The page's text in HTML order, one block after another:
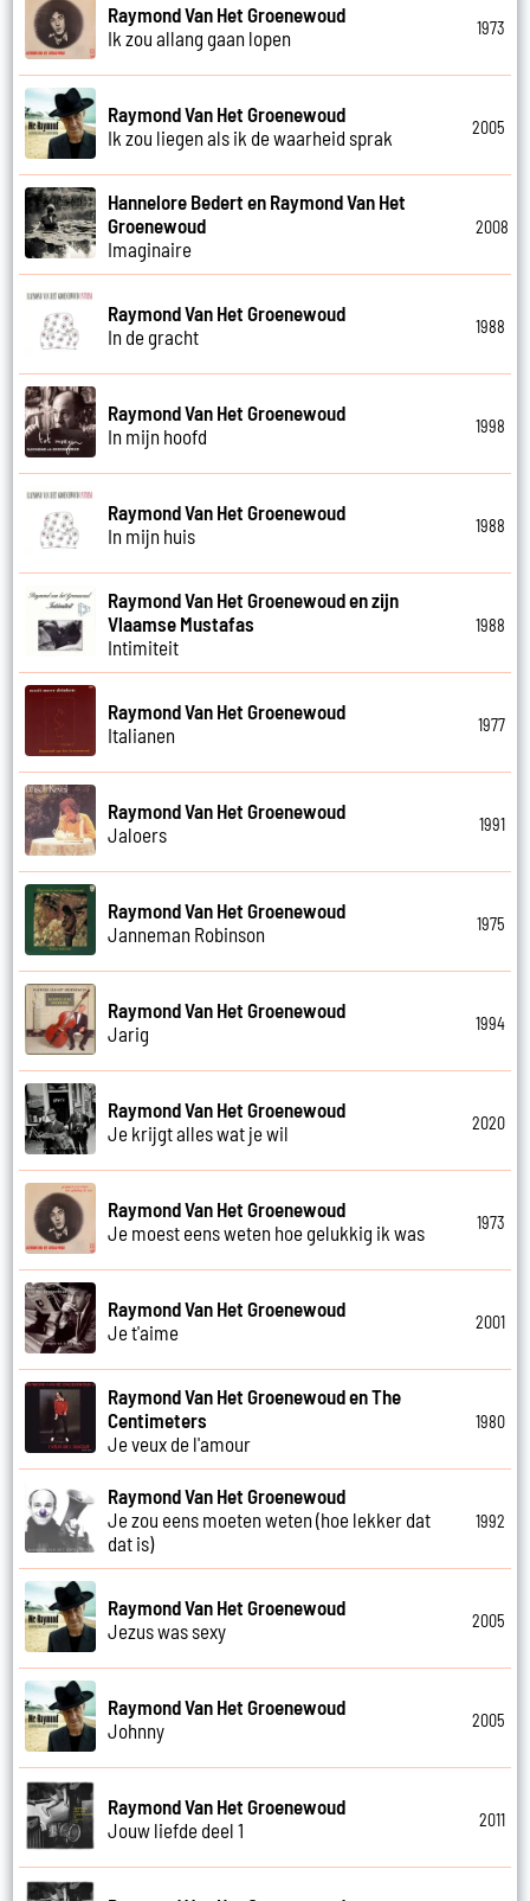
Raymond Van Het Groenewoud
Ik zou allang gaan lopen
1973
Raymond Van Het Groenewoud
Ik zou liegen als ik de waarheid sprak
2005
Hannelore Bedert en Raymond Van Het
Groenewoud
Imaginaire
2008
Raymond Van Het Groenewoud
In de gracht
1988
Raymond Van Het Groenewoud
In mijn hoofd
1998
Raymond Van Het Groenewoud
In mijn huis
1988
Raymond Van Het Groenewoud en zijn
Vlaamse Mustafas
Intimiteit
1988
Raymond Van Het Groenewoud
Italianen
1977
Raymond Van Het Groenewoud
Jaloers
1991
Raymond Van Het Groenewoud
Janneman Robinson
1975
Raymond Van Het Groenewoud
Jarig
1994
Raymond Van Het Groenewoud
Je krijgt alles wat je wil
2020
Raymond Van Het Groenewoud
Je moest eens weten hoe gelukkig ik was
1973
Raymond Van Het Groenewoud
Je t'aime
2001
Raymond Van Het Groenewoud en The
Centimeters
Je veux de l'amour
1980
Raymond Van Het Groenewoud
Je zou eens moeten weten (hoe lekker dat
dat is)
1992
Raymond Van Het Groenewoud
Jezus was sexy
2005
Raymond Van Het Groenewoud
Johnny
2005
Raymond Van Het Groenewoud
Jouw liefde deel 1
2011